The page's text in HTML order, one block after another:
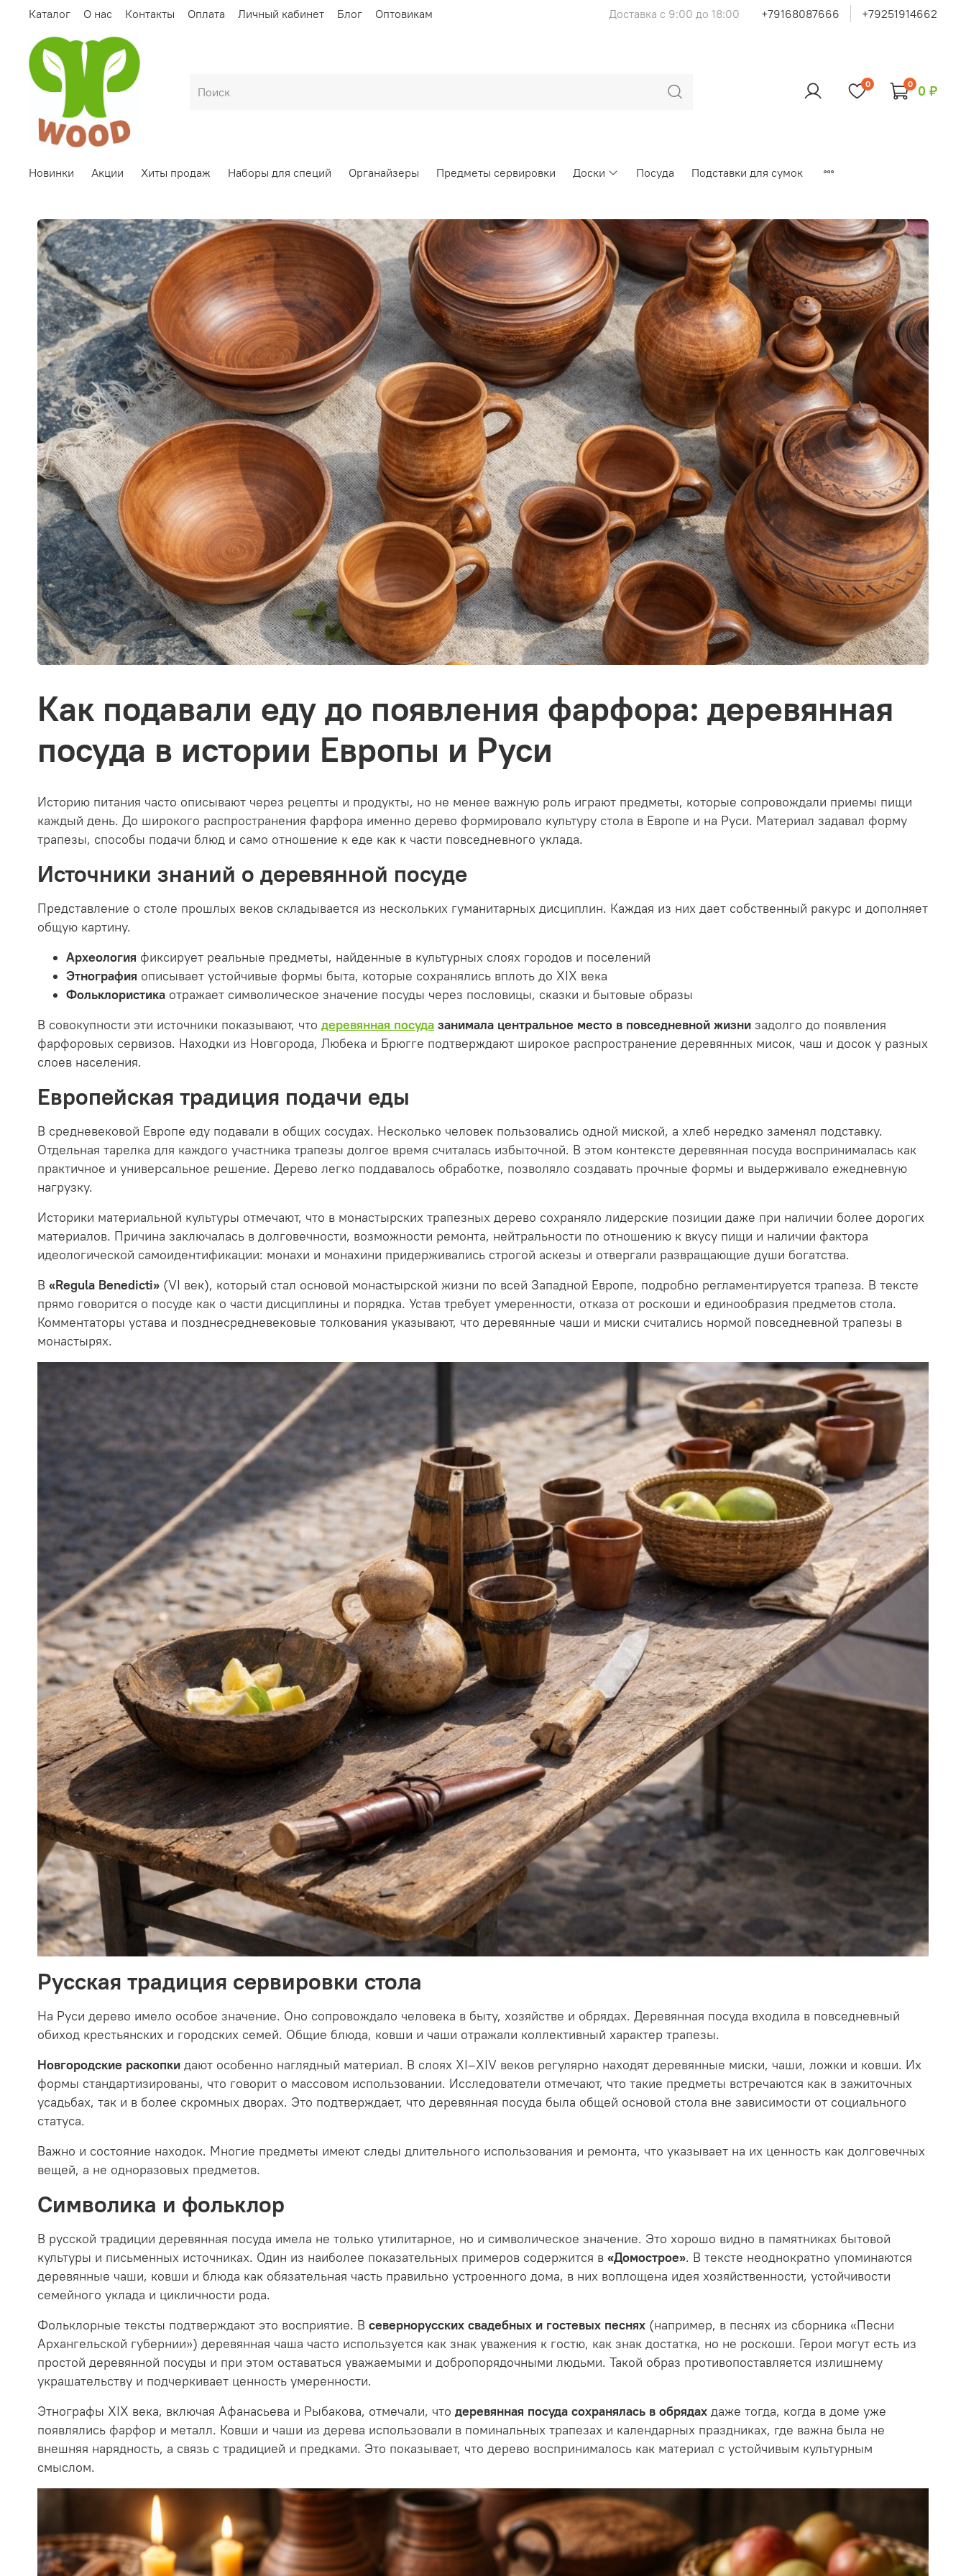
Каталог О нас Контакты Оплата Личный кабинет Блог Оптовикам Доставка с 9:00 до 18:00 +79168087666 +79251914662
0 0 0 ₽
Новинки Акции Хиты продаж Наборы для специй Органайзеры Предметы сервировки Доски Посуда Подставки для сумок
Как подавали еду до появления фарфора: деревянная
посуда в истории Европы и Руси
Историю питания часто описывают через рецепты и продукты, но не менее важную роль играют предметы, которые сопровождали приемы пищи
каждый день. До широкого распространения фарфора именно дерево формировало культуру стола в Европе и на Руси. Материал задавал форму
трапезы, способы подачи блюд и само отношение к еде как к части повседневного уклада.
Источники знаний о деревянной посуде
Представление о столе прошлых веков складывается из нескольких гуманитарных дисциплин. Каждая из них дает собственный ракурс и дополняет
общую картину.
Археология фиксирует реальные предметы, найденные в культурных слоях городов и поселений
Этнография описывает устойчивые формы быта, которые сохранялись вплоть до XIX века
Фольклористика отражает символическое значение посуды через пословицы, сказки и бытовые образы
В совокупности эти источники показывают, что деревянная посуда занимала центральное место в повседневной жизни задолго до появления
фарфоровых сервизов. Находки из Новгорода, Любека и Брюгге подтверждают широкое распространение деревянных мисок, чаш и досок у разных
слоев населения.
Европейская традиция подачи еды
В средневековой Европе еду подавали в общих сосудах. Несколько человек пользовались одной миской, а хлеб нередко заменял подставку.
Отдельная тарелка для каждого участника трапезы долгое время считалась избыточной. В этом контексте деревянная посуда воспринималась как
практичное и универсальное решение. Дерево легко поддавалось обработке, позволяло создавать прочные формы и выдерживало ежедневную
нагрузку.
Историки материальной культуры отмечают, что в монастырских трапезных дерево сохраняло лидерские позиции даже при наличии более дорогих
материалов. Причина заключалась в долговечности, возможности ремонта, нейтральности по отношению к вкусу пищи и наличии фактора
идеологической самоидентификации: монахи и монахини придерживались строгой аскезы и отвергали развращающие души богатства.
В «Regula Benedicti» (VI век), который стал основой монастырской жизни по всей Западной Европе, подробно регламентируется трапеза. В тексте
прямо говорится о посуде как о части дисциплины и порядка. Устав требует умеренности, отказа от роскоши и единообразия предметов стола.
Комментаторы устава и позднесредневековые толкования указывают, что деревянные чаши и миски считались нормой повседневной трапезы в
монастырях.
Русская традиция сервировки стола
На Руси дерево имело особое значение. Оно сопровождало человека в быту, хозяйстве и обрядах. Деревянная посуда входила в повседневный
обиход крестьянских и городских семей. Общие блюда, ковши и чаши отражали коллективный характер трапезы.
Новгородские раскопки дают особенно наглядный материал. В слоях XI–XIV веков регулярно находят деревянные миски, чаши, ложки и ковши. Их
формы стандартизированы, что говорит о массовом использовании. Исследователи отмечают, что такие предметы встречаются как в зажиточных
усадьбах, так и в более скромных дворах. Это подтверждает, что деревянная посуда была общей основой стола вне зависимости от социального
статуса.
Важно и состояние находок. Многие предметы имеют следы длительного использования и ремонта, что указывает на их ценность как долговечных
вещей, а не одноразовых предметов.
Символика и фольклор
В русской традиции деревянная посуда имела не только утилитарное, но и символическое значение. Это хорошо видно в памятниках бытовой
культуры и письменных источниках. Один из наиболее показательных примеров содержится в «Домострое». В тексте неоднократно упоминаются
деревянные чаши, ковши и блюда как обязательная часть правильно устроенного дома, в них воплощена идея хозяйственности, устойчивости
семейного уклада и цикличности рода.
Фольклорные тексты подтверждают это восприятие. В севернорусских свадебных и гостевых песнях (например, в песнях из сборника «Песни
Архангельской губернии») деревянная чаша часто используется как знак уважения к гостю, как знак достатка, но не роскоши. Герои могут есть из
простой деревянной посуды и при этом оставаться уважаемыми и добропорядочными людьми. Такой образ противопоставляется излишнему
украшательству и подчеркивает ценность умеренности.
Этнографы XIX века, включая Афанасьева и Рыбакова, отмечали, что деревянная посуда сохранялась в обрядах даже тогда, когда в доме уже
появлялись фарфор и металл. Ковши и чаши из дерева использовали в поминальных трапезах и календарных праздниках, где важна была не
внешняя нарядность, а связь с традицией и предками. Это показывает, что дерево воспринималось как материал с устойчивым культурным
смыслом.